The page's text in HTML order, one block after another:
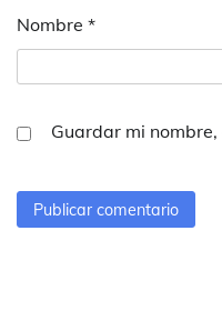
Nombre *
Guardar mi